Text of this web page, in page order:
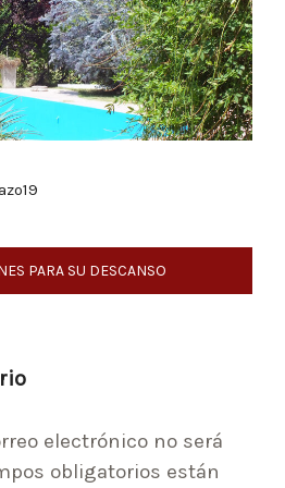
PARA SU DESCANSO
electrónico no será
obligatorios están